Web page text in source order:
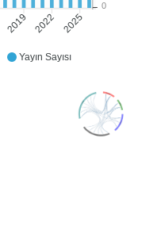
Yayın Sayısı
2019 2022 2025
0